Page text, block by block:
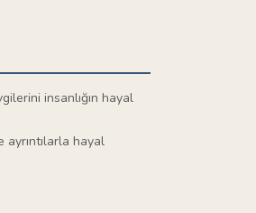
insanlığın hayal
hayal